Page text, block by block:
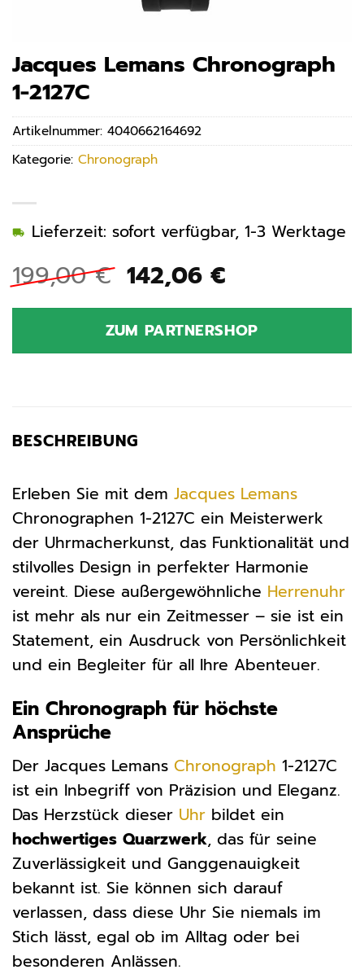
Jacques Lemans Chronograph
1-2127C
199,00€ Ursprünglicher
Preis
war:
199,00 €
142,06 €Aktueller
ist:
142,06 €.
Lieferzeit: sofort verfügbar, 1-3 Werktage
ZUM PARTNERSHOP
Artikelnummer: 4040662164692
Kategorie: Chronograph
BESCHREIBUNG
Erleben Sie mit dem Jacques Lemans
Chronographen 1-2127C ein Meisterwerk
der Uhrmacherkunst, das Funktionalität und
stilvolles Design in perfekter Harmonie
vereint. Diese außergewöhnliche Herrenuhr
ist mehr als nur ein Zeitmesser – sie ist ein
Statement, ein Ausdruck von Persönlichkeit
und ein Begleiter für all Ihre Abenteuer.
Ein Chronograph für höchste
Ansprüche
Der Jacques Lemans Chronograph 1-2127C
ist ein Inbegriff von Präzision und Eleganz.
Das Herzstück dieser Uhr bildet ein
hochwertiges Quarzwerk, das für seine
Zuverlässigkeit und Ganggenauigkeit
bekannt ist. Sie können sich darauf
verlassen, dass diese Uhr Sie niemals im
Stich lässt, egal ob im Alltag oder bei
besonderen Anlässen.